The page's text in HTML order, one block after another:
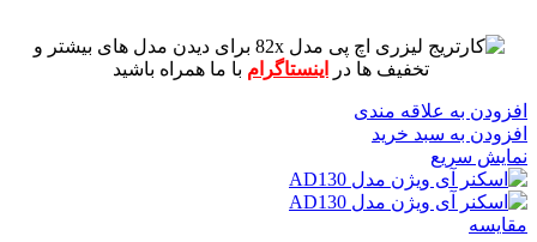
برای دیدن مدل های بیشتر و
تخفیف ها در
اینستاگرام با ما همراه باشید
افزودن به علاقه مندی
افزودن به سبد خرید
نمایش سریع
مقايسه